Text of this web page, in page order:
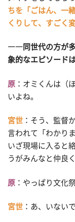
ちを「ごはん、一
くりして、すごく
――同世代の方が多
象的なエピソード
原 ：オミくんは（
いよね。
宮世 ：そう、監督
言われて「わかり
いざ現場に入ると
うがみんなと仲良
原 ：やっぱり文化
宮世 ：あ、いない